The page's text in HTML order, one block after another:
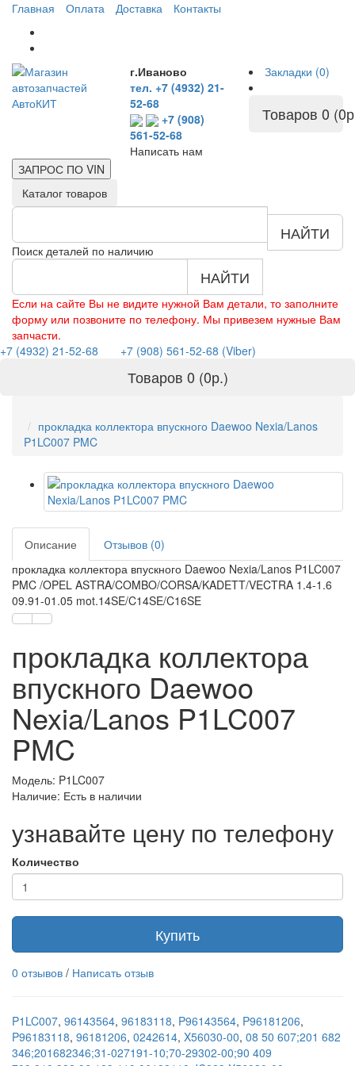
Главная Оплата Доставка Контакты
г.Иваново
тел. +7 (4932) 21-
52-68
+7 (908)
561-52-68
Написать нам
Закладки (0)
Товаров 0
ЗАПРОС ПО VIN
Каталог товаров
Поиск деталей по наличию
НАЙТИ
НАЙТИ
Если на сайте Вы не видите нужной Вам детали, то заполните
форму или позвоните по телефону. Мы привезем нужные Вам
запчасти.
+7 (4932) 21-52-68
+7 (908) 561-52-68 (Viber)
Товаров 0 (0р.)
прокладка коллектора впускного Daewoo Nexia/Lanos
P1LC007 PMC
Описание
Отзывов (0)
прокладка коллектора впускного Daewoo Nexia/Lanos P1LC007
PMC /OPEL ASTRA/COMBO/CORSA/KADETT/VECTRA 1.4-1.6
09.91-01.05 mot.14SE/C14SE/C16SE
прокладка коллектора
впускного Daewoo
Nexia/Lanos P1LC007
PMC
Модель: P1LC007
Наличие: Есть в наличии
узнавайте цену по телефону
Количество
Купить
0 отзывов / Написать отзыв
P1LC007, 96143564, 96183118, P96143564, P96181206,
P96183118, 96181206, 0242614, X56030-00, 08 50 607;201 682
346;201682346;31-027191-10;70-29302-00;90 409